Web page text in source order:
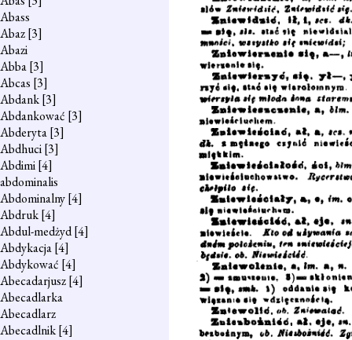
Abass
Abaz[3]
Abazi
Abba[3]
Abcas [3]
Abdank[3]
Abdankować [3]
Abderyta[3]
Abdhuci[3]
Abdimi[4]
abdominalis
Abdominalny[4]
Abdruk[4]
Abdul-medżyd[4]
Abdykacja[4]
Abdykować [4]
Abecadarjusz[4]
Abecadlarka
Abecadlarz
Abecadlnik[4]